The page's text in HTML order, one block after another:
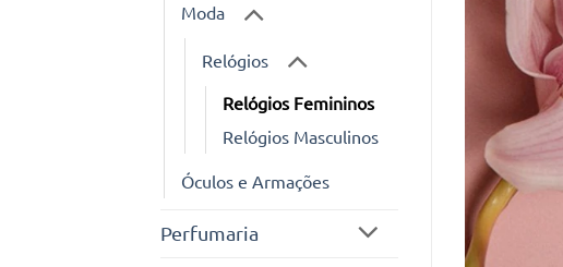
Moda
Relógios
Relógios Femininos
Relógios Masculinos
Óculos e Armações
Perfumaria